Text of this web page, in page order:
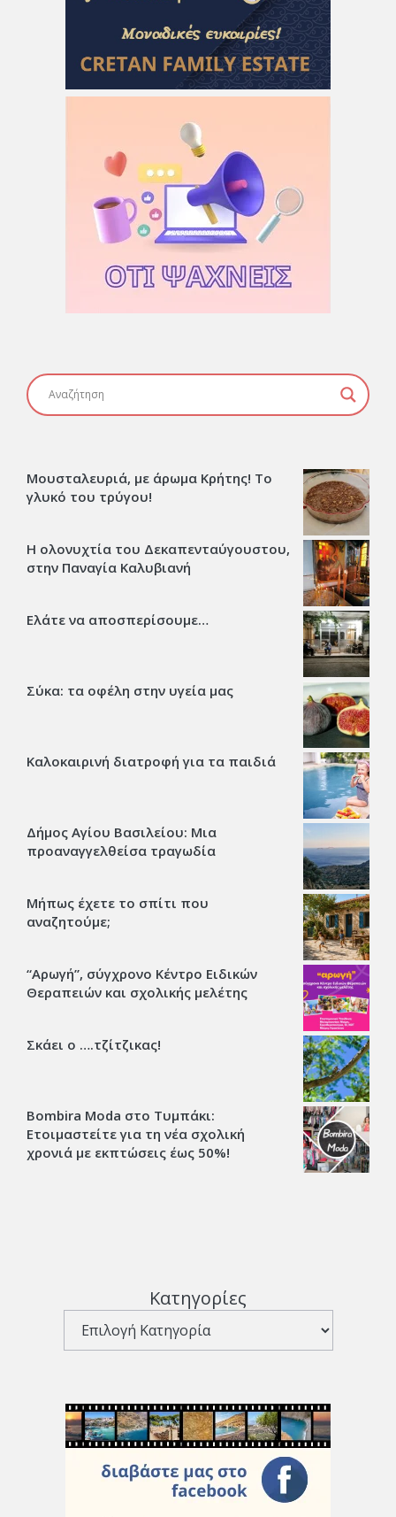
Μουσταλευριά, με άρωμα Κρήτης! Το
γλυκό του τρύγου!
Η ολονυχτία του Δεκαπενταύγουστου,
στην Παναγία Καλυβιανή
Ελάτε να αποσπερίσουμε…
Σύκα: τα οφέλη στην υγεία μας
Καλοκαιρινή διατροφή για τα παιδιά
Δήμος Αγίου Βασιλείου: Μια
προαναγγελθείσα τραγωδία
Μήπως έχετε το σπίτι που
αναζητούμε;
“Αρωγή”, σύγχρονο Κέντρο Ειδικών
Θεραπειών και σχολικής μελέτης
Σκάει ο ….τζίτζικας!
Bombira Moda στο Τυμπάκι:
Ετοιμαστείτε για τη νέα σχολική
χρονιά με εκπτώσεις έως 50%!
Κατηγορίες